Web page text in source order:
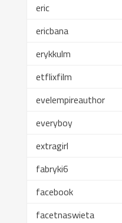
eric
ericbana
erykkulm
etflixfilm
evelempireauthor
everyboy
extragirl
fabryki6
facebook
facetnaswieta